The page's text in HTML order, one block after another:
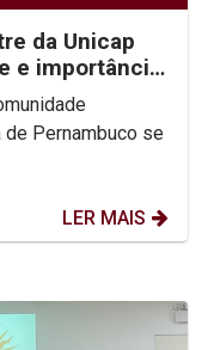
da Unicap
e importância
de Pernambuco se
LER MAIS